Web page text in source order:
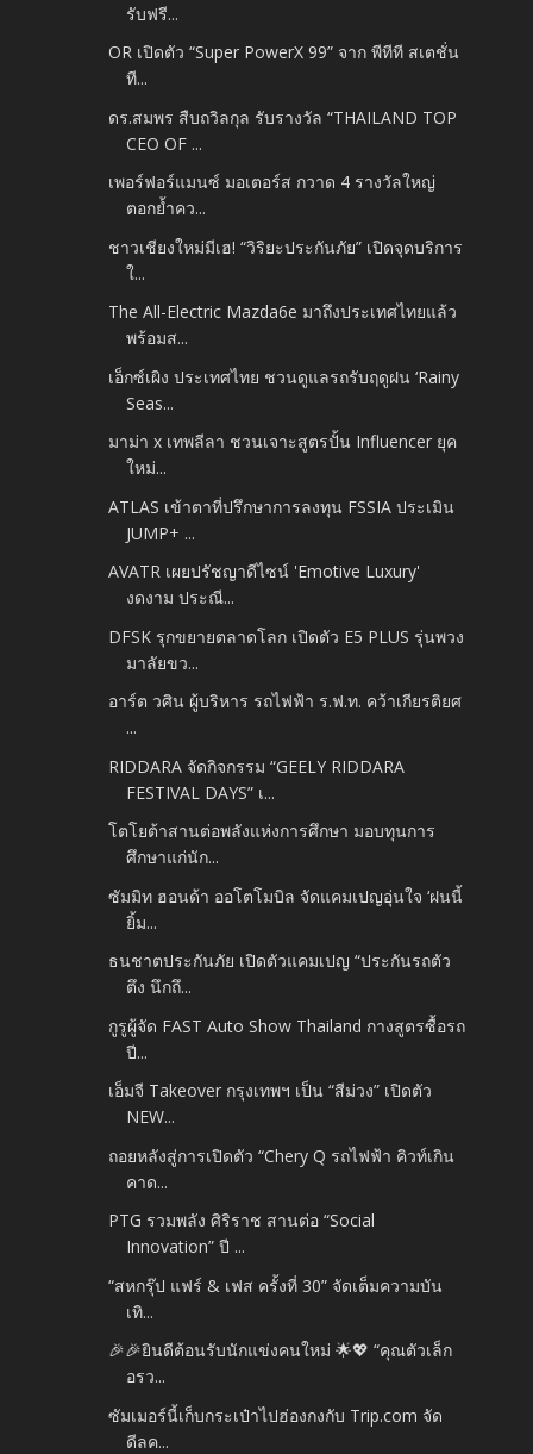
รับฟรี...
OR เปิดตัว “Super PowerX 99” จาก พีทีที สเตชั่น
ที...
ดร.สมพร สืบถวิลกุล รับรางวัล “THAILAND TOP
CEO OF ...
เพอร์ฟอร์แมนซ์ มอเตอร์ส กวาด 4 รางวัลใหญ่
ตอกย้ำคว...
ชาวเชียงใหม่มีเฮ! “วิริยะประกันภัย” เปิดจุดบริการ
ใ...
The All-Electric Mazda6e มาถึงประเทศไทยแล้ว
พร้อมส...
เอ็กซ์เผิง ประเทศไทย ชวนดูแลรถรับฤดูฝน ‘Rainy
Seas...
มาม่า x เทพลีลา ชวนเจาะสูตรปั้น Influencer ยุค
ใหม่...
ATLAS เข้าตาที่ปรึกษาการลงทุน FSSIA ประเมิน
JUMP+ ...
AVATR เผยปรัชญาดีไซน์ 'Emotive Luxury'
งดงาม ประณี...
DFSK รุกขยายตลาดโลก เปิดตัว E5 PLUS รุ่นพวง
มาลัยขว...
อาร์ต วศิน ผู้บริหาร รถไฟฟ้า ร.ฟ.ท. คว้าเกียรติยศ
...
RIDDARA จัดกิจกรรม “GEELY RIDDARA
FESTIVAL DAYS” เ...
โตโยต้าสานต่อพลังแห่งการศึกษา มอบทุนการ
ศึกษาแก่นัก...
ซัมมิท ฮอนด้า ออโตโมบิล จัดแคมเปญอุ่นใจ ‘ฝนนี้
ยิ้ม...
ธนชาตประกันภัย เปิดตัวแคมเปญ “ประกันรถตัว
ตึง นึกถึ...
กูรูผู้จัด FAST Auto Show Thailand กางสูตรซื้อรถ
ปี...
เอ็มจี Takeover กรุงเทพฯ เป็น “สีม่วง” เปิดตัว
NEW...
ถอยหลังสู่การเปิดตัว “Chery Q รถไฟฟ้า คิวท์เกิน
คาด...
PTG รวมพลัง ศิริราช สานต่อ “Social
Innovation” ปี ...
“สหกรุ๊ป แฟร์ & เฟส ครั้งที่ 30” จัดเต็มความบัน
เทิ...
🎉🎉ยินดีต้อนรับนักแข่งคนใหม่ 🌟💖 “คุณตัวเล็ก
อรว...
ซัมเมอร์นี้เก็บกระเป๋าไปฮ่องกงกับ Trip.com จัด
ดีลค...